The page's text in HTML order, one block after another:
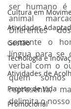
Cultura em
Atividades
Gestão
Tecnologia e
Atividades de
Projeto de Vida
Promocional
ser humano é
animal
Diferentes
somente o
língua para se
verbal com o
quem
representa,
delimita o